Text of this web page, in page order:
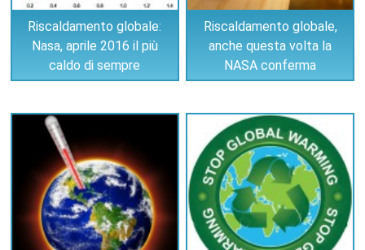
Riscaldamento globale:
Nasa, aprile 2016 il più
caldo di sempre
Riscaldamento globale,
anche questa volta la
NASA conferma